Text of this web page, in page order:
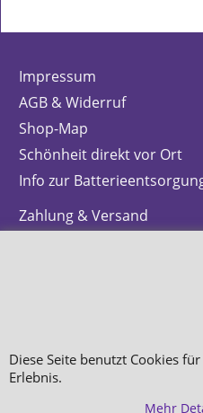
Impressum
AGB & Widerruf
Shop-Map
Schönheit direkt vor Ort
Info zur
Zahlung & Versand
Diese Seite benutzt Cookies
Erlebnis.
Mehr